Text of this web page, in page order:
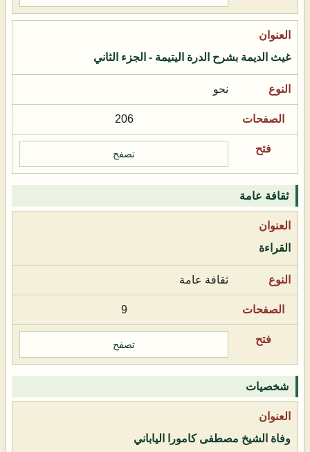
غيث الديمة بشرح الدرة اليتيمة - الجزء الثاني
نحو
206
تصفح
ثقافة عامة
القراءة
ثقافة عامة
9
تصفح
شخصيات
وفاة الشيخ مصطفى كامورا الياباني